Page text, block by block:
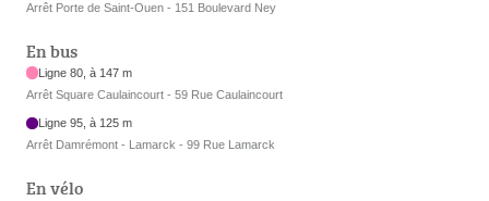
Arrêt Porte de Saint-Ouen - 151 Boulevard Ney
En bus
Ligne 80, à 147 m
Arrêt Square Caulaincourt - 59 Rue Caulaincourt
Ligne 95, à 125 m
Arrêt Damrémont - Lamarck - 99 Rue Lamarck
En vélo